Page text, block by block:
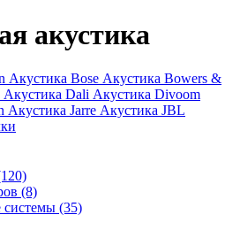
акустика
Акустика Bose Акустика Bowers &
Акустика Dali Акустика Divoom
Акустика Jarre Акустика JBL
(8)
системы (35)